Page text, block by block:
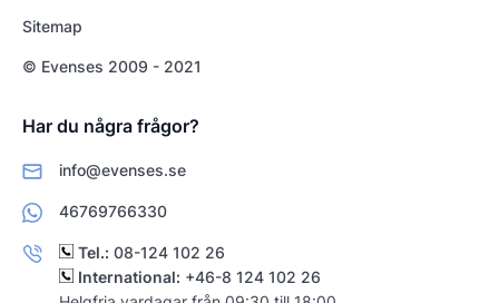
Sitemap
© Evenses 2009 - 2021
Har du några frågor?
info@evenses.se
46769766330
Tel.: 08-124 102 26
International: +46-8 124 102 26